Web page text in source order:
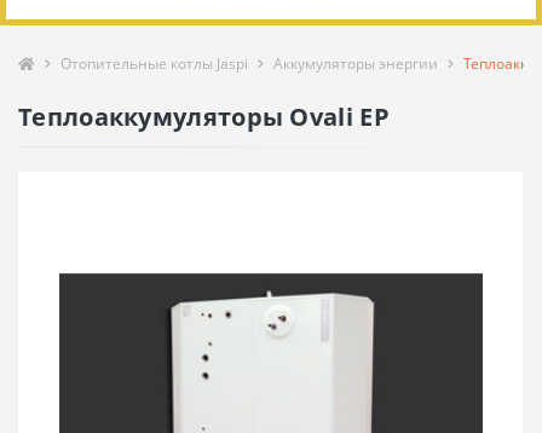
Отопительные котлы Jaspi Аккумуляторы энергии
Теплоаккумуляторы Ovali EP